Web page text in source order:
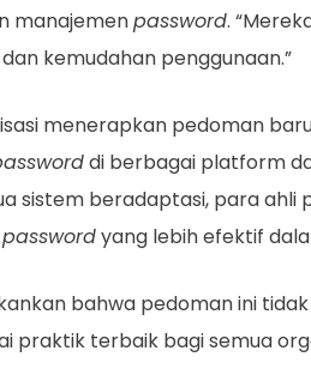
manajemenpassword.
kemudahan penggunaan.”
menerapkan pedoman
di berbagai platform
sistem beradaptasi, para
passwordyang lebih efektif
bahwa pedoman ini
praktik terbaik bagi semua